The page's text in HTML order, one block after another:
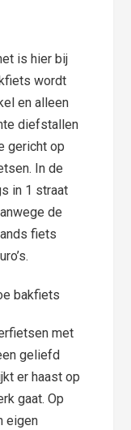
is hier bij
wordt
en alleen
diefstallen
gericht op
In de
in 1 straat
de
fiets
met
geliefd
er haast op
gaat. Op
eigen